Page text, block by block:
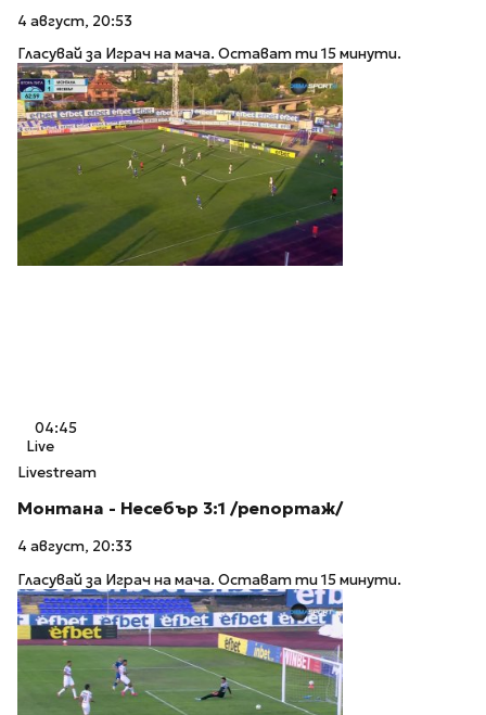
4 август, 20:53
Гласувай за Играч на мача. Остават ти 15 минути.
04:45
Live
Livestream
Монтана - Несебър 3:1 /репортаж/
4 август, 20:33
Гласувай за Играч на мача. Остават ти 15 минути.